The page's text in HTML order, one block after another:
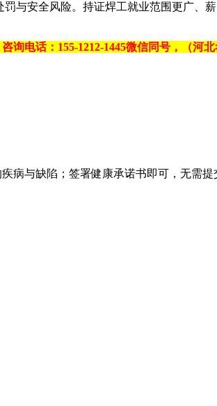
与安全风险。持证焊工就业范围更广、
询电话：155-1212-1445微信同号，（河
病与缺陷；签署健康承诺书即可，无需提